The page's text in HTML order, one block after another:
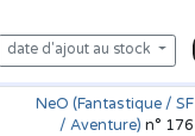
date d'ajout au stock
NeO (Fantastique / SF
/ Aventure) n° 176